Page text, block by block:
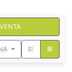
VENTA